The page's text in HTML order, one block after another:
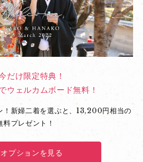
だけ限定特典！
ウェルカムボード無料！
！新婦二着を選ぶと、13,200円相当の
プレゼント！
オプションを見る